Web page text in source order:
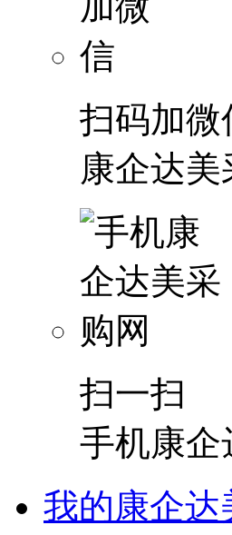
扫码加微
康企达美
扫一扫
手机康企
我的康企达